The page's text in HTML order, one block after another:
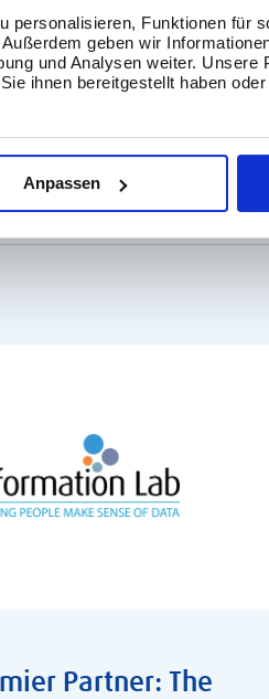
personalisieren, Funktionen für
geben wir
und Analysen weiter. Unsere
ihnen bereitgestellt haben
Anpassen
bei unserer
Interview
Partner: The